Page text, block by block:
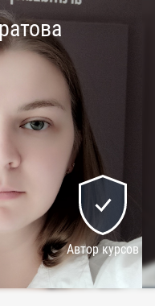
Автор курсов